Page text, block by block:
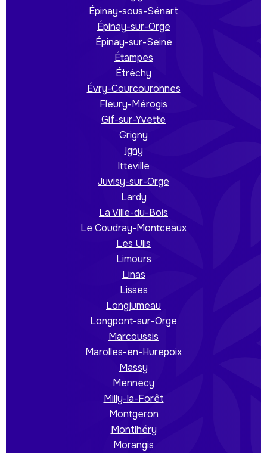
Épinay-sous-Sénart
Épinay-sur-Orge
Épinay-sur-Seine
Étampes
Étréchy
Évry-Courcouronnes
Fleury-Mérogis
Gif-sur-Yvette
Grigny
Igny
Itteville
Juvisy-sur-Orge
Lardy
La Ville-du-Bois
Le Coudray-Montceaux
Les Ulis
Limours
Linas
Lisses
Longjumeau
Longpont-sur-Orge
Marcoussis
Marolles-en-Hurepoix
Massy
Mennecy
Milly-la-Forêt
Montgeron
Montlhéry
Morangis